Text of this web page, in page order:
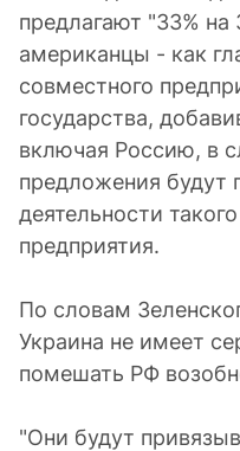
предлагают "33% на
американцы - как
совместного
государства,
включая Россию, в
предложения будут
деятельности
предприятия.
По словам
Украина не имеет
помешать РФ
"Они будут